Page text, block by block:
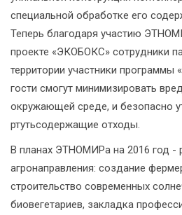
специальной обработке его
Теперь благодаря участию
проекте «ЭКОБОКС» сотрудники
территории участники
гости смогут минимизировать
окружающей среде, и безопасно
ртутьсодержащие отходы.
В планах ЭТНОМИРа на 2016 год -
агронаправления: создание
строительство современных
биовегетариев, закладка